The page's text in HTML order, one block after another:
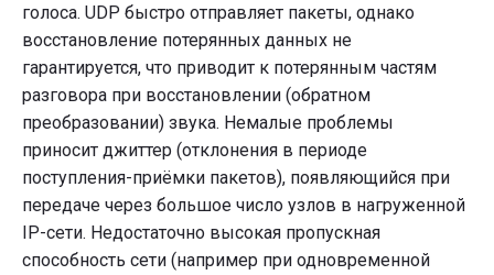
голоса. UDP быстро отправляет пакеты, однако
восстановление потерянных данных не
гарантируется, что приводит к потерянным частям
разговора при восстановлении (обратном
преобразовании) звука. Немалые проблемы
приносит джиттер (отклонения в периоде
поступления-приёмки пакетов), появляющийся при
передаче через большое число узлов в нагруженной
IP-сети. Недостаточно высокая пропускная
способность сети (например при одновременной